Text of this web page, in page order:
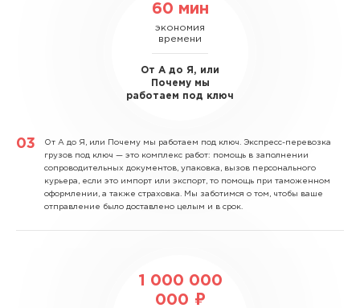
60 мин
экономия
времени
От А до Я, или
Почему мы
работаем под ключ
От А до Я, или Почему мы работаем под ключ. Экспресс-перевозка
грузов под ключ — это комплекс работ: помощь в заполнении
сопроводительных документов, упаковка, вызов персонального
курьера, если это импорт или экспорт, то помощь при таможенном
оформлении, а также страховка. Мы заботимся о том, чтобы ваше
отправление было доставлено целым и в срок.
1 000 000
000 ₽